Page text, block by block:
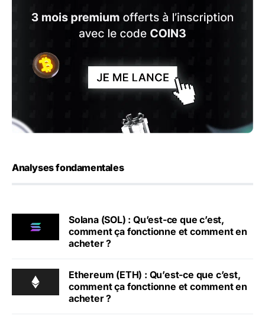
Analyses fondamentales
Solana (SOL) : Qu’est-ce que c’est,
comment ça fonctionne et comment en
acheter ?
Ethereum (ETH) : Qu’est-ce que c’est,
comment ça fonctionne et comment en
acheter ?